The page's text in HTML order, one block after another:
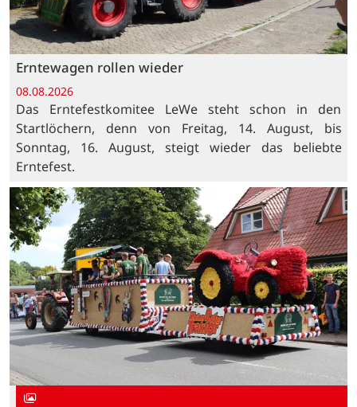
Erntewagen rollen wieder
08.08.2026
Das Erntefestkomitee LeWe steht schon in den
Startlöchern, denn von Freitag, 14. August, bis
Sonntag, 16. August, steigt wieder das beliebte
Erntefest.